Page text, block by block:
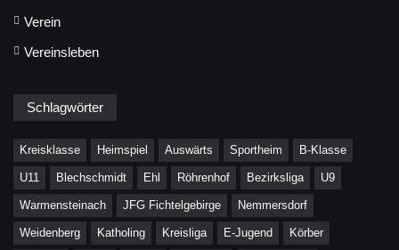
Verein
Vereinsleben
Schlagwörter
Kreisklasse Heimspiel Auswärts Sportheim B-Klasse
U11 Blechschmidt Ehl Röhrenhof Bezirksliga U9
Warmensteinach JFG Fichtelgebirge Nemmersdorf
Weidenberg Katholing Kreisliga E-Jugend Körber